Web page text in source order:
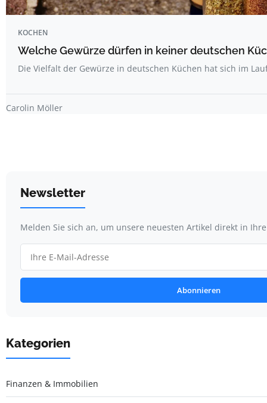
KOCHEN
Welche Gewürze dürfen in keiner deutschen
Die Vielfalt der Gewürze in deutschen Küchen hat sich im
Carolin Möller
Newsletter
Melden Sie sich an, um unsere neuesten Artikel direkt in
Abonnieren
Kategorien
Finanzen & Immobilien